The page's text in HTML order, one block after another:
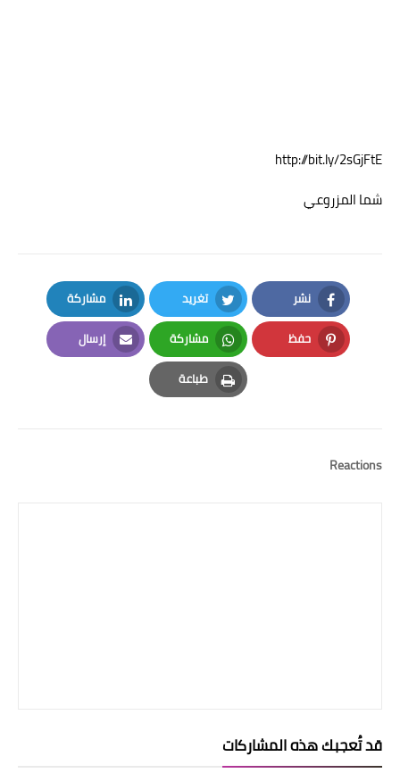
http://bit.ly/2sGjFtE
شما المزروعي
نشر
Facebook
تغريد
Twitter
مشاركة
LinkedIn
حفظ
Pinterest
مشاركة
Whatsapp
إرسال
Email
طباعة
Print
Reactions
قد تُعجبك هذه المشاركات